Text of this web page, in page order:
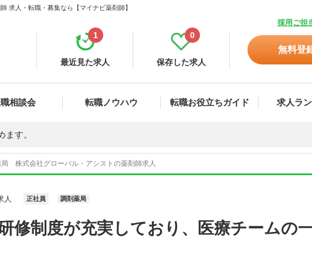
求人・転職・募集なら【マイナビ薬剤師】
採用ご担
最近見た求人
1
保存した求人
0
無料登
相談会 転職ノウハウ 転職お役立ちガイド 求人ラ
す。
株式会社グローバル・アシストの薬剤師求人
人 正社員 調剤薬局
修制度が充実しており、医療チームの